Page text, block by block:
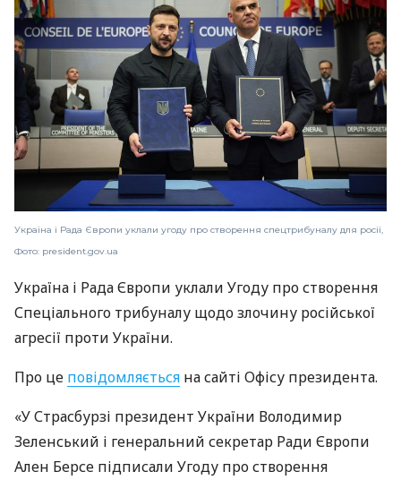
Україна і Рада Європи уклали угоду про створення спецтрибуналу для росії,
Фото: president.gov.ua
Україна і Рада Європи уклали Угоду про створення
Спеціального трибуналу щодо злочину російської
агресії проти України.
Про це повідомляється на сайті Офісу президента.
«У Страсбурзі президент України Володимир
Зеленський і генеральний секретар Ради Європи
Ален Берсе підписали Угоду про створення